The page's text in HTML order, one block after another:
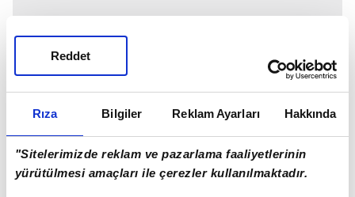
Rıza Bilgiler Reklam Ayarları Hakkında
"Sitelerimizde reklam ve pazarlama faaliyetlerinin
yürütülmesi amaçları ile çerezler kullanılmaktadır.
Reddet